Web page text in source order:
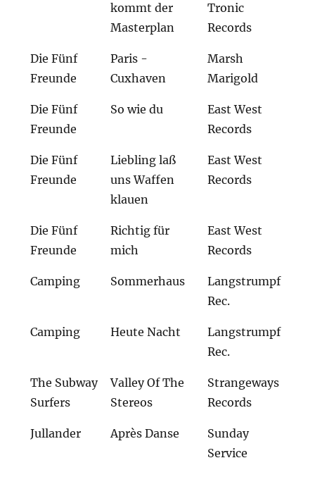
kommt der
Masterplan
Tronic
Records
Die Fünf
Freunde
Paris -
Cuxhaven
Marsh
Marigold
Die Fünf
Freunde
So wie du
East West
Records
Die Fünf
Freunde
Liebling laß
uns Waffen
klauen
East West
Records
Die Fünf
Freunde
Richtig für
mich
East West
Records
Camping Sommerhaus
Langstrumpf
Rec.
Camping Heute Nacht
Langstrumpf
Rec.
The Subway
Surfers
Valley Of The
Stereos
Strangeways
Records
Jullander Après Danse
Sunday
Service